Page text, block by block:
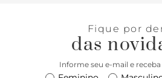
Fique por
das
Informe seu e-mail e receba